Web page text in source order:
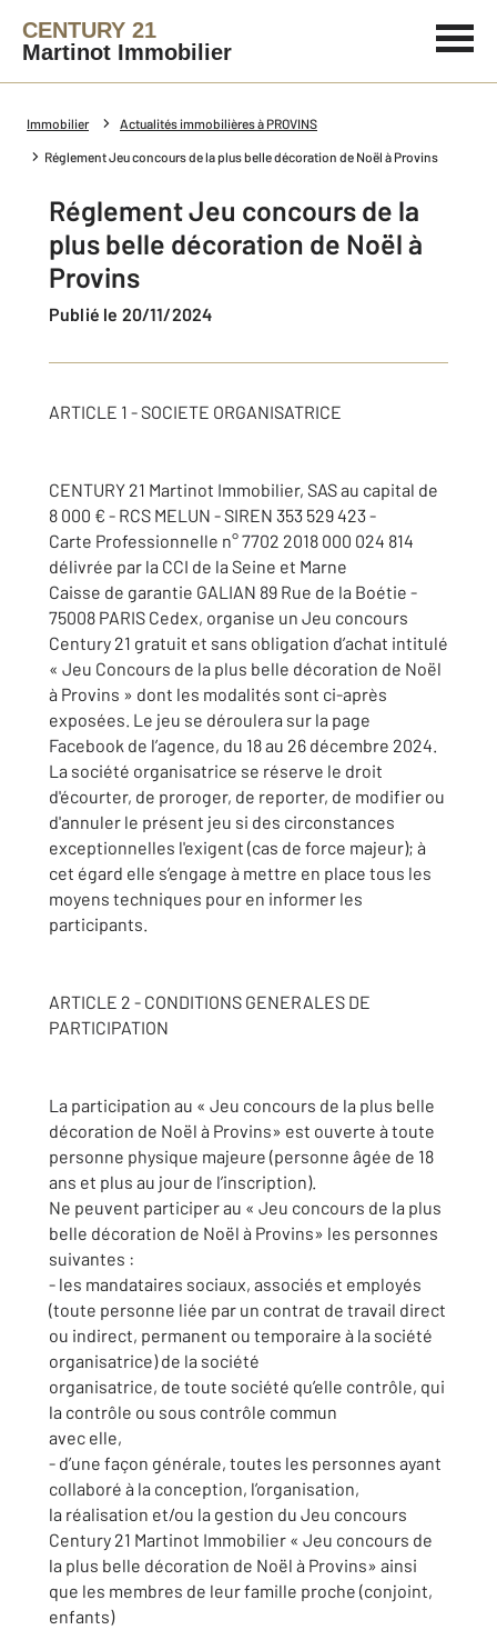
CENTURY 21
Martinot Immobilier
Immobilier Actualités immobilières à PROVINS
Réglement Jeu concours de la plus belle décoration de Noël à Provins
Réglement Jeu concours de la
plus belle décoration de Noël à
Provins
Publié le 20/11/2024
ARTICLE 1 - SOCIETE ORGANISATRICE
CENTURY 21 Martinot Immobilier, SAS au capital de
8 000 € - RCS MELUN - SIREN 353 529 423 -
Carte Professionnelle n° 7702 2018 000 024 814
délivrée par la CCI de la Seine et Marne
Caisse de garantie GALIAN 89 Rue de la Boétie -
75008 PARIS Cedex, organise un Jeu concours
Century 21 gratuit et sans obligation d’achat intitulé
« Jeu Concours de la plus belle décoration de Noël
à Provins » dont les modalités sont ci-après
exposées. Le jeu se déroulera sur la page
Facebook de l’agence, du 18 au 26 décembre 2024.
La société organisatrice se réserve le droit
d'écourter, de proroger, de reporter, de modifier ou
d'annuler le présent jeu si des circonstances
exceptionnelles l'exigent (cas de force majeur); à
cet égard elle s’engage à mettre en place tous les
moyens techniques pour en informer les
participants.
ARTICLE 2 - CONDITIONS GENERALES DE
PARTICIPATION
La participation au « Jeu concours de la plus belle
décoration de Noël à Provins» est ouverte à toute
personne physique majeure (personne âgée de 18
ans et plus au jour de l’inscription).
Ne peuvent participer au « Jeu concours de la plus
belle décoration de Noël à Provins» les personnes
suivantes :
- les mandataires sociaux, associés et employés
(toute personne liée par un contrat de travail direct
ou indirect, permanent ou temporaire à la société
organisatrice) de la société
organisatrice, de toute société qu’elle contrôle, qui
la contrôle ou sous contrôle commun
avec elle,
- d’une façon générale, toutes les personnes ayant
collaboré à la conception, l’organisation,
la réalisation et/ou la gestion du Jeu concours
Century 21 Martinot Immobilier « Jeu concours de
la plus belle décoration de Noël à Provins» ainsi
que les membres de leur famille proche (conjoint,
enfants)